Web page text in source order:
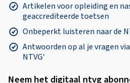
Artikelen voor opleiding en
geaccrediteerde toetsen
Onbeperkt luisteren naar de
Antwoorden op al je vragen
NTVG'
Neem het digitaal ntvg